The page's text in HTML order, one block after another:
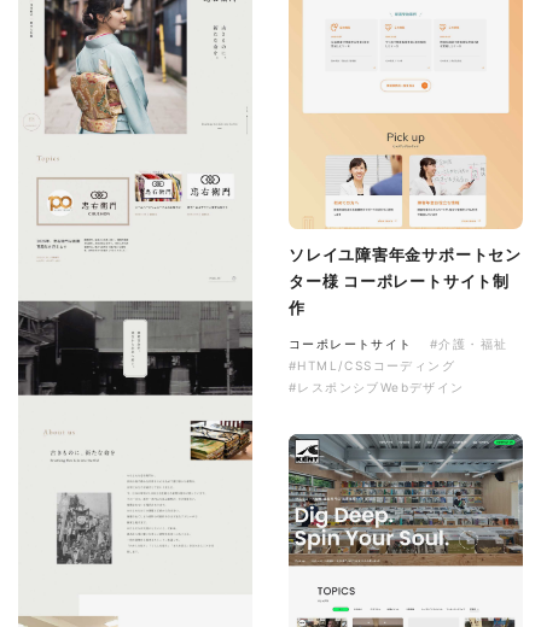
ソレイユ障害年金サポートセン
ター様 コーポレートサイト制
作
コーポレートサイト
#介護・福祉
#HTML/CSSコーディング
#レスポンシブWebデザイン